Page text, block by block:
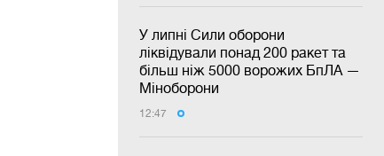
У липні Сили оборони
ліквідували понад 200 ракет та
більш ніж 5000 ворожих БпЛА —
Міноборони
12:47